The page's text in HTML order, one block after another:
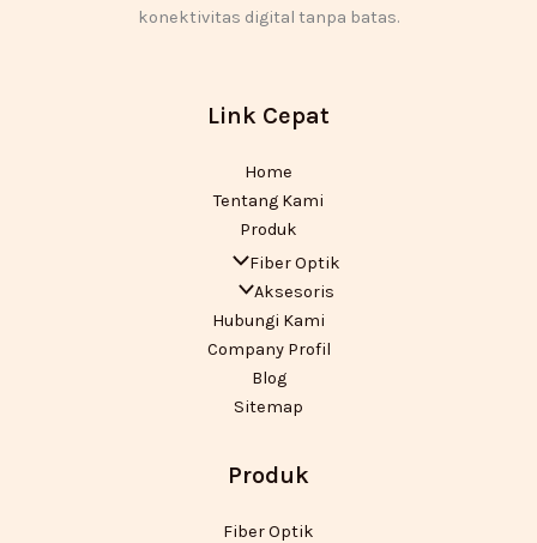
konektivitas digital tanpa batas.
Link Cepat
Home
Tentang Kami
Produk
Fiber Optik
Aksesoris
Hubungi Kami
Company Profil
Blog
Sitemap
Produk
Fiber Optik